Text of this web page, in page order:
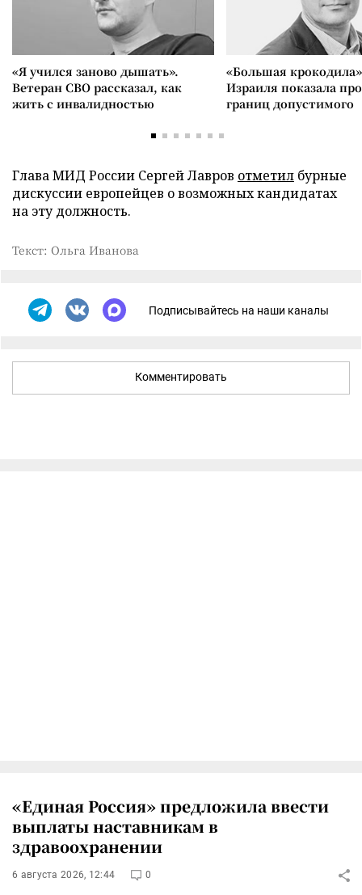
«Я учился заново дышать».
Ветеран СВО рассказал, как
жить с инвалидностью
«Большая
Израиля показала
границ допустимого
Глава МИД России Сергей Лавров отметил бурные
дискуссии европейцев о возможных кандидатах
на эту должность.
Текст: Ольга Иванова
Подписывайтесь на наши каналы
Комментировать
«Единая Россия» предложила ввести
выплаты наставникам в
здравоохранении
6 августа 2026, 12:44 0